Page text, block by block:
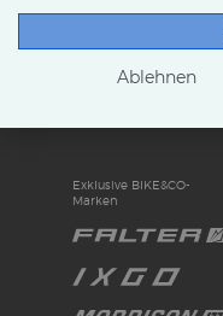
Exklusive BIKE&CO-
Marken
Ablehnen